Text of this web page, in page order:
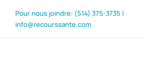
Pour nous joindre: (514) 375-3735 |
info@recourssante.com